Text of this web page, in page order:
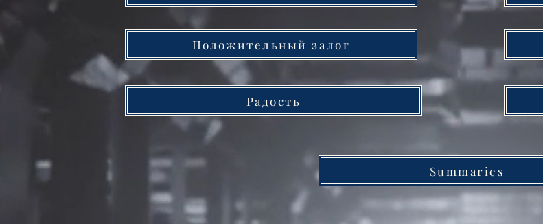
Положительный залог
Радость
Summaries